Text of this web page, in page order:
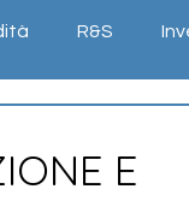
R&S
E